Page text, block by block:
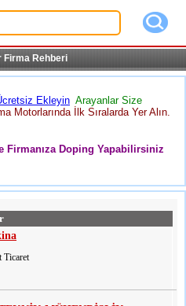
Firma Rehberi
Ekleyin Arayanlar Size
Motorlarında İlk Sıralarda Yer Alın.
Firmanıza Doping Yapabilirsiniz
Ticaret